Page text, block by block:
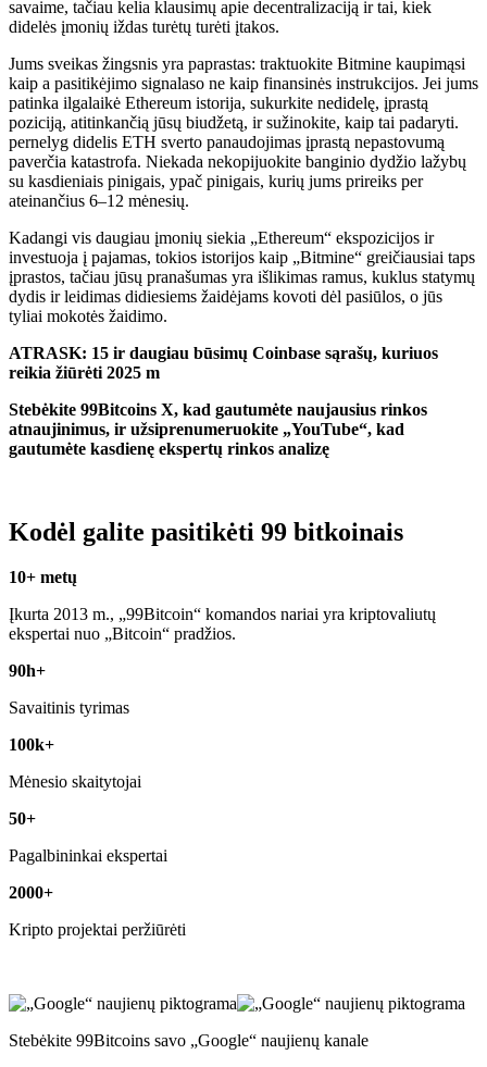
savaime, tačiau kelia klausimų apie decentralizaciją ir tai, kiek
didelės įmonių iždas turėtų turėti įtakos.
Jums sveikas žingsnis yra paprastas: traktuokite Bitmine kaupimąsi
kaip a pasitikėjimo signalaso ne kaip finansinės instrukcijos. Jei jums
patinka ilgalaikė Ethereum istorija, sukurkite nedidelę, įprastą
poziciją, atitinkančią jūsų biudžetą, ir sužinokite, kaip tai padaryti.
pernelyg didelis ETH sverto panaudojimas įprastą nepastovumą
paverčia katastrofa. Niekada nekopijuokite banginio dydžio lažybų
su kasdieniais pinigais, ypač pinigais, kurių jums prireiks per
ateinančius 6–12 mėnesių.
Kadangi vis daugiau įmonių siekia „Ethereum“ ekspozicijos ir
investuoja į pajamas, tokios istorijos kaip „Bitmine“ greičiausiai taps
įprastos, tačiau jūsų pranašumas yra išlikimas ramus, kuklus statymų
dydis ir leidimas didiesiems žaidėjams kovoti dėl pasiūlos, o jūs
tyliai mokotės žaidimo.
ATRASK: 15 ir daugiau būsimų Coinbase sąrašų, kuriuos
reikia žiūrėti 2025 m
Stebėkite 99Bitcoins X, kad gautumėte naujausius rinkos
atnaujinimus, ir užsiprenumeruokite „YouTube“, kad
gautumėte kasdienę ekspertų rinkos analizę
Kodėl galite pasitikėti 99 bitkoinais
10+ metų
Įkurta 2013 m., „99Bitcoin“ komandos nariai yra kriptovaliutų
ekspertai nuo „Bitcoin“ pradžios.
90h+
Savaitinis tyrimas
100k+
Mėnesio skaitytojai
50+
Pagalbininkai ekspertai
2000+
Kripto projektai peržiūrėti
Stebėkite 99Bitcoins savo „Google“ naujienų kanale